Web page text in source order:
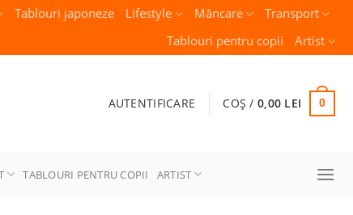
Tablouri japoneze Lifestyle Mâncare
Transport
Tablouri pentru copii
Artist
AUTENTIFICARE COȘ / 0,00 LEI 0
TABLOURI PENTRU COPII ARTIST